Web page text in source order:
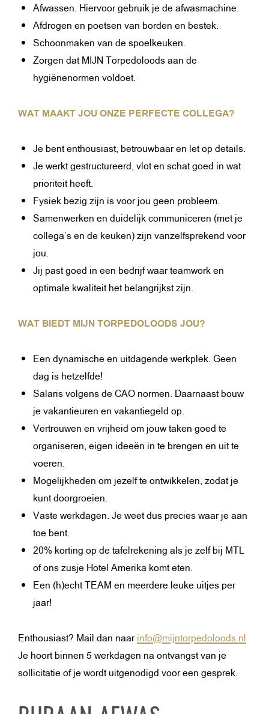
Afwassen. Hiervoor gebruik je de afwasmachine.
Afdrogen en poetsen van borden en bestek.
Schoonmaken van de spoelkeuken.
Zorgen dat MIJN Torpedoloods aan de
hygiënenormen voldoet.
WAT MAAKT JOU ONZE PERFECTE COLLEGA?
Je bent enthousiast, betrouwbaar en let op details.
Je werkt gestructureerd, vlot en schat goed in wat
prioriteit heeft.
Fysiek bezig zijn is voor jou geen probleem.
Samenwerken en duidelijk communiceren (met je
collega’s en de keuken) zijn vanzelfsprekend voor
jou.
Jij past goed in een bedrijf waar teamwork en
optimale kwaliteit het belangrijkst zijn.
WAT BIEDT MIJN TORPEDOLOODS JOU?
Een dynamische en uitdagende werkplek. Geen
dag is hetzelfde!
Salaris volgens de CAO normen. Daarnaast bouw
je vakantieuren en vakantiegeld op.
Vertrouwen en vrijheid om jouw taken goed te
organiseren, eigen ideeën in te brengen en uit te
voeren.
Mogelijkheden om jezelf te ontwikkelen, zodat je
kunt doorgroeien.
Vaste werkdagen. Je weet dus precies waar je aan
toe bent.
20% korting op de tafelrekening als je zelf bij MTL
of ons zusje Hotel Amerika komt eten.
Een (h)echt TEAM en meerdere leuke uitjes per
jaar!
Enthousiast? Mail dan naarinfo@mijntorpedoloods.nl
Je hoort binnen 5 werkdagen na ontvangst van je
sollicitatie of je wordt uitgenodigd voor een gesprek.